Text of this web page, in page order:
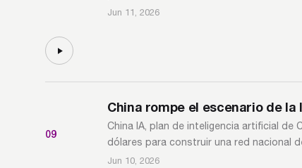
Jun 11, 2026
09
China rompe el escenario de la
China IA, plan de inteligencia artificial de
dólares para construir una red nacional
Jun 10, 2026